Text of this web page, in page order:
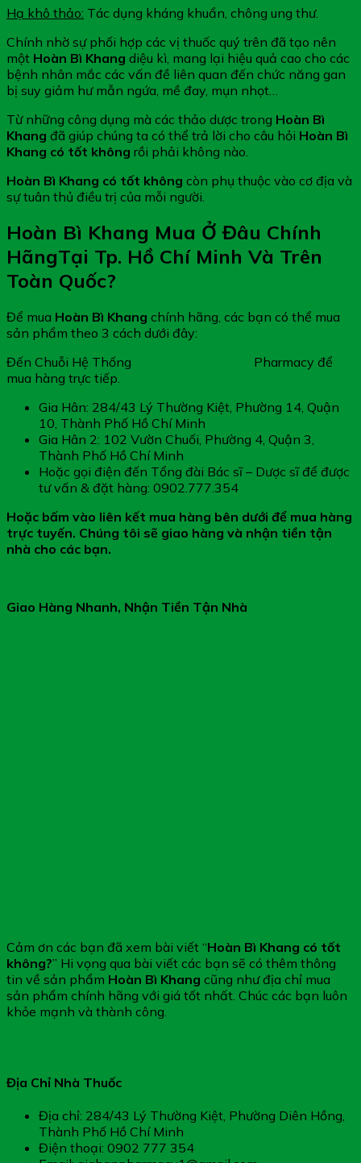
Hạ khô thảo: Tác dụng kháng khuẩn, chông ung thư.
Chính nhờ sự phối hợp các vị thuốc quý trên đã tạo nên
một Hoàn Bì Khang diệu kì, mang lại hiệu quả cao cho các
bệnh nhân mắc các vấn đề liên quan đến chức năng gan
bị suy giảm hư mẫn ngứa, mề đay, mụn nhọt…
Từ những công dụng mà các thảo dược trong Hoàn Bì
Khang đã giúp chúng ta có thể trả lời cho câu hỏi Hoàn Bì
Khang có tốt không rồi phải không nào.
Hoàn Bì Khang có tốt không còn phụ thuộc vào cơ địa và
sự tuân thủ điều trị của mỗi người.
Hoàn Bì Khang Mua Ở Đâu Chính
HãngTại Tp. Hồ Chí Minh Và Trên
Toàn Quốc?
Để mua Hoàn Bì Khang chính hãng, các bạn có thể mua
sản phẩm theo 3 cách dưới đây:
Đến Chuỗi Hệ Thống
Pharmacy để
mua hàng trực tiếp.
Gia Hân: 284/43 Lý Thường Kiệt, Phường 14, Quận
10, Thành Phố Hồ Chí Minh
Gia Hân 2: 102 Vườn Chuối, Phường 4, Quận 3,
Thành Phố Hồ Chí Minh
Hoặc gọi điện đến Tổng đài Bác sĩ – Dược sĩ để được
tư vấn & đặt hàng: 0902.777.354
Hoặc bấm vào liên kết mua hàng bên dưới để mua hàng
trực tuyến. Chúng tôi sẽ giao hàng và nhận tiền tận
nhà cho các bạn.
Giao Hàng Nhanh, Nhận Tiền Tận Nhà
Cảm ơn các bạn đã xem bài viết “Hoàn Bì Khang có tốt
không?” Hi vọng qua bài viết các bạn sẽ có thêm thông
tin về sản phẩm Hoàn Bì Khang cũng như địa chỉ mua
sản phẩm chính hãng với giá tốt nhất. Chúc các bạn luôn
khỏe mạnh và thành công.
Địa Chỉ Nhà Thuốc
Địa chỉ: 284/43 Lý Thường Kiệt, Phường Diên Hồng,
Thành Phố Hồ Chí Minh
Điện thoại: 0902 777 354